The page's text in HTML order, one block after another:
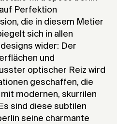
Perfektion
die in diesem Metier
sich in allen
wider: Der
und
optischer Reiz wird
geschaffen, die
modernen, skurrilen
sind diese subtilen
seine charmante